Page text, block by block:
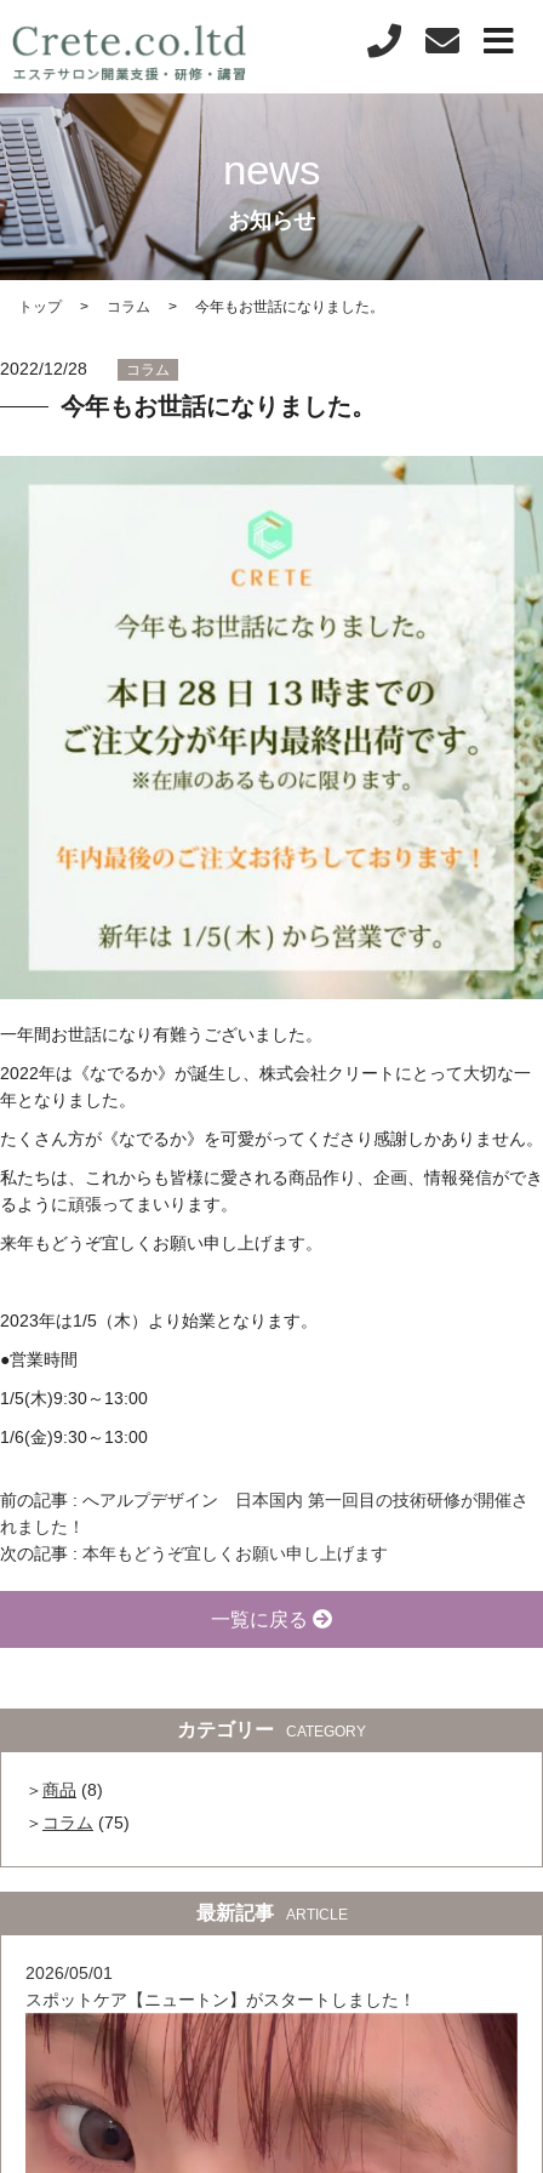
news
お知らせ
トップ コラム 今年もお世話になりました。
2022/12/28 コラム
今年もお世話になりました。
一年間お世話になり有難うございました。
2022年は《なでるか》が誕生し、株式会社クリートにとって大切な一
年となりました。
たくさん方が《なでるか》を可愛がってくださり感謝しかありません。
私たちは、これからも皆様に愛される商品作り、企画、情報発信ができ
るように頑張ってまいります。
来年もどうぞ宜しくお願い申し上げます。
2023年は1/5（木）より始業となります。
●営業時間
1/5(木)9:30～13:00
1/6(金)9:30～13:00
前の記事 : へアルプデザイン 日本国内 第一回目の技術研修が開催さ
れました！
次の記事 : 本年もどうぞ宜しくお願い申し上げます
一覧に戻る
カテゴリー CATEGORY
商品 (8)
コラム (75)
最新記事 ARTICLE
2026/05/01
スポットケア【ニュートン】がスタートしました！